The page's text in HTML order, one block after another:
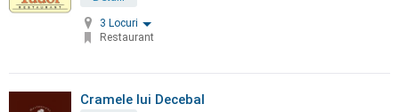
3 Locuri
Restaurant
Cramele lui Decebal